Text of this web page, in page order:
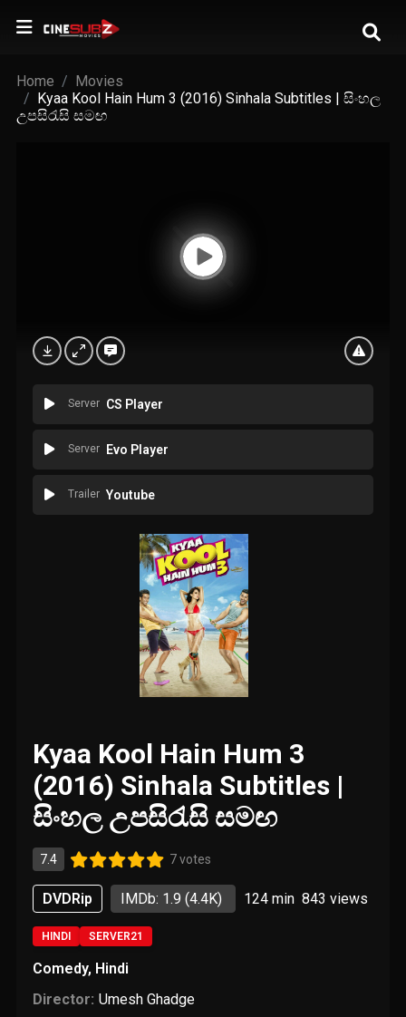
Home
Movies
Kyaa Kool Hain Hum 3 (2016) Sinhala Subtitles | සිංහල
උපසිරැසි සමඟ
Server CS Player
Server Evo Player
Trailer Youtube
Kyaa Kool Hain Hum 3
(2016) Sinhala Subtitles |
සිංහල උපසිරැසි සමඟ
7.4 7 votes
DVDRip IMDb: 1.9 (4.4K) 124 min 843 views
HINDI SERVER21
Comedy, Hindi
Director: Umesh Ghadge